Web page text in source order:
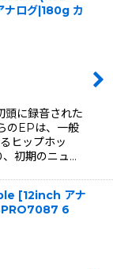
ログ|180g カ
に録音された
のEPは、一般
ヒップホッ
初期のニュ…
[12inch アナ
6